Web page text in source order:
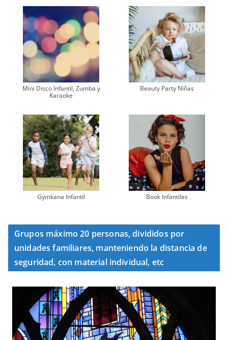
Mini Disco Infantil, Zumba y
Karaoke
Beauty Party Niñas
Gymkana Infantil Book Infantiles
Grupos máximo 20 personas, divididos por
unidades familiares, manteniendo la distancia de
seguridad, con material individual, etc